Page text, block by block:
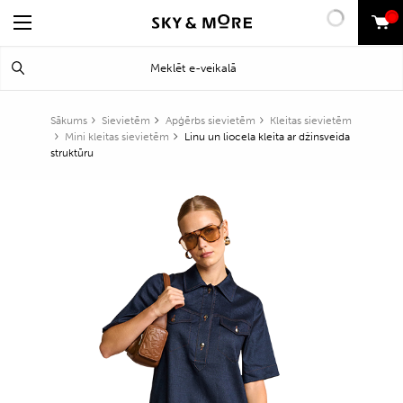
0
Sākums Sievietēm Apģērbs sievietēm
Kleitas sievietēm
Mini kleitas sievietēm
Linu un liocela kleita ar džinsveida
struktūru